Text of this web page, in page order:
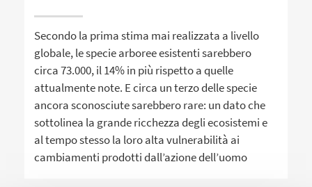
Secondo la prima stima mai realizzata a livello
globale, le specie arboree esistenti sarebbero
circa 73.000, il 14% in più rispetto a quelle
attualmente note. E circa un terzo delle specie
ancora sconosciute sarebbero rare: un dato che
sottolinea la grande ricchezza degli ecosistemi e
al tempo stesso la loro alta vulnerabilità ai
cambiamenti prodotti dall’azione dell’uomo